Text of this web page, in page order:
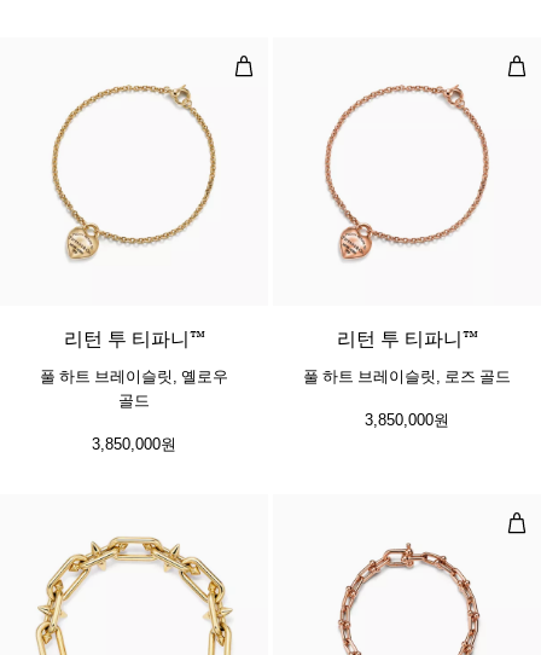
풀 하트 브레이슬릿, 옐로우 골드
리턴 투 티파니™
풀 하트 브레이슬릿, 옐로우
골드
3,850,000원
풀
리턴 투 티파니™
풀 하트 브레이슬릿, 로즈 골드
3,850,000원
스